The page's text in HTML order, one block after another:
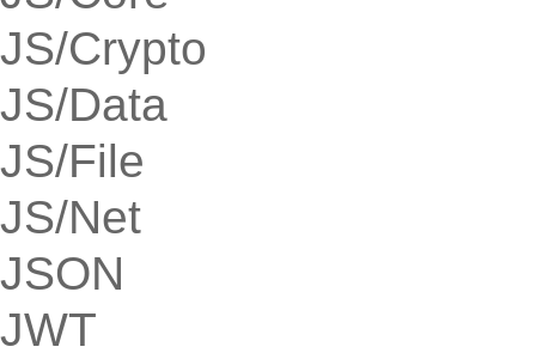
JS/Crypto
JS/Data
JS/File
JS/Net
JSON
JWT